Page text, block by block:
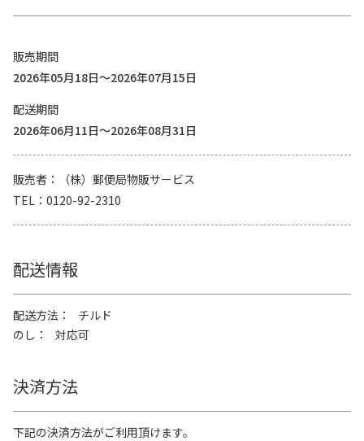
販売期間
2026年05月18日～2026年07月15日
配送期間
2026年06月11日～2026年08月31日
販売者
（株）郵便局物販サービス
TEL
0120-92-2310
配送情報
配送方法
チルド
のし
対応可
決済方法
下記の決済方法がご利用頂けます。